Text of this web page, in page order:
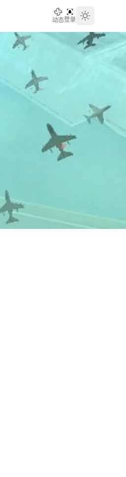
动态登录